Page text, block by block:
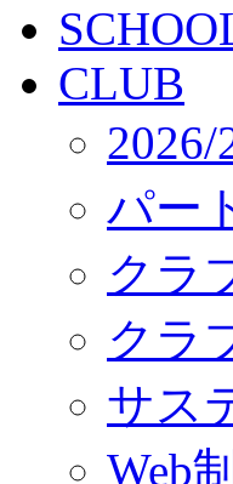
CLUB
パー
クラ
クラ
サス
Web